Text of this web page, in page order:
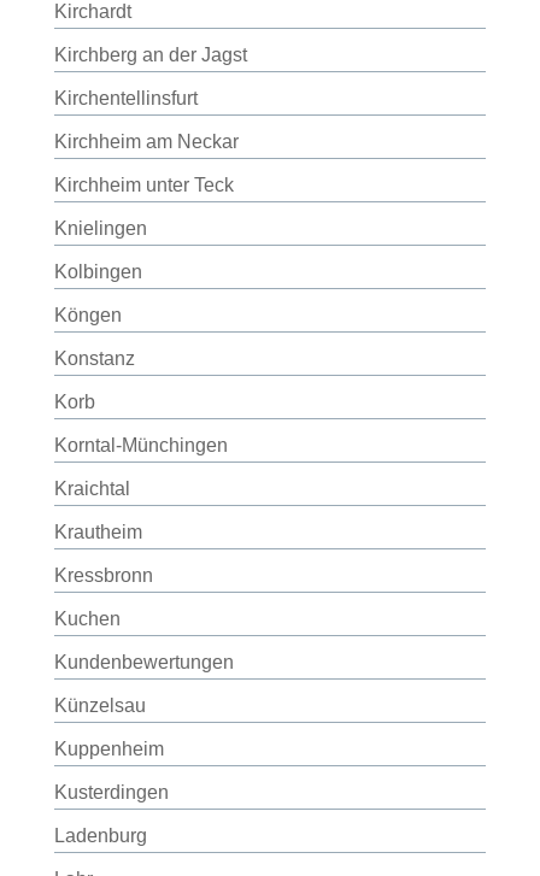
Kirchardt
Kirchberg an der Jagst
Kirchentellinsfurt
Kirchheim am Neckar
Kirchheim unter Teck
Knielingen
Kolbingen
Köngen
Konstanz
Korb
Korntal-Münchingen
Kraichtal
Krautheim
Kressbronn
Kuchen
Kundenbewertungen
Künzelsau
Kuppenheim
Kusterdingen
Ladenburg